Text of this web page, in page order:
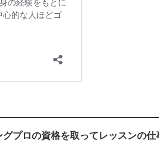
プロの資格を取ってレッスンの